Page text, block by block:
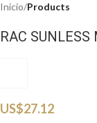
Inicio Products
RAC SUNLESS
US$27.12